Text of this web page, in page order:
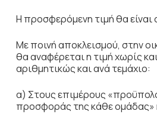
Η προσφερόμενη τιμή θα είναι
Με ποινή αποκλεισμού, στην
θα αναφέρεται η τιμή χωρίς
αριθμητικώς και ανά τεμάχιο:
α) Στους επιμέρους
προσφοράς της κάθε ομάδας»